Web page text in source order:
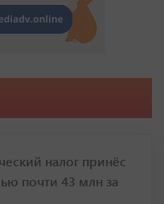
налог принёс
почти 43 млн за